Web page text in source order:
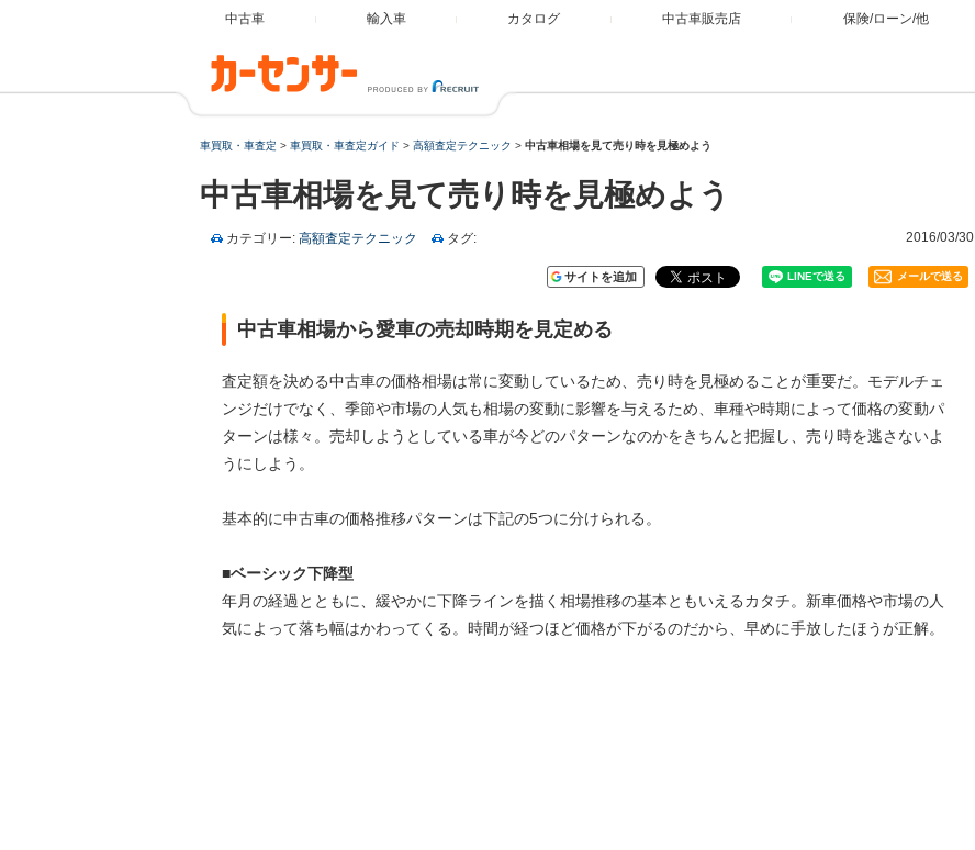
中古車 輸入車 カタログ 中古車販売店 保険/ローン/他
車買取・車査定 > 車買取・車査定ガイド > 高額査定テクニック > 中古車相場を見て売り時を見極めよう
中古車相場を見て売り時を見極めよう
カテゴリー: 高額査定テクニック タグ: 2016/03/30
サイトを追加 メールで送る
中古車相場から愛車の売却時期を見定める
査定額を決める中古車の価格相場は常に変動しているため、売り時を見極めることが重要だ。モデルチェ
ンジだけでなく、季節や市場の人気も相場の変動に影響を与えるため、車種や時期によって価格の変動パ
ターンは様々。売却しようとしている車が今どのパターンなのかをきちんと把握し、売り時を逃さないよ
うにしよう。
基本的に中古車の価格推移パターンは下記の5つに分けられる。
■ベーシック下降型
年月の経過とともに、緩やかに下降ラインを描く相場推移の基本ともいえるカタチ。新車価格や市場の人
気によって落ち幅はかわってくる。時間が経つほど価格が下がるのだから、早めに手放したほうが正解。